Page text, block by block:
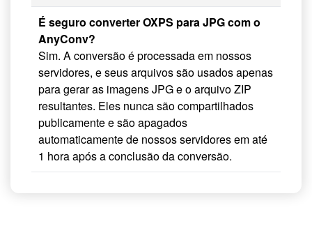
É seguro converter OXPS para JPG com o
AnyConv?
Sim. A conversão é processada em nossos
servidores, e seus arquivos são usados apenas
para gerar as imagens JPG e o arquivo ZIP
resultantes. Eles nunca são compartilhados
publicamente e são apagados
automaticamente de nossos servidores em até
1 hora após a conclusão da conversão.